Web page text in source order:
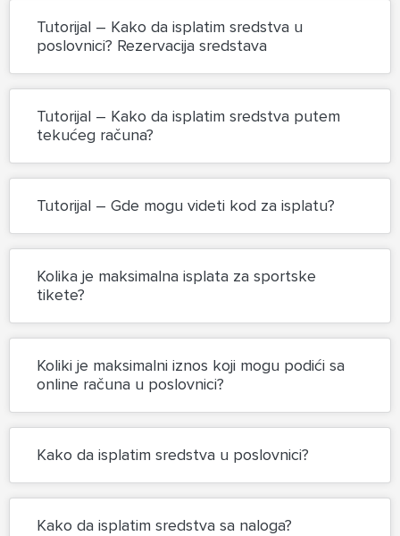
Tutorijal – Kako da isplatim sredstva u
poslovnici? Rezervacija sredstava
Tutorijal – Kako da isplatim sredstva putem
tekućeg računa?
Tutorijal – Gde mogu videti kod za isplatu?
Kolika je maksimalna isplata za sportske
tikete?
Koliki je maksimalni iznos koji mogu podići sa
online računa u poslovnici?
Kako da isplatim sredstva u poslovnici?
Kako da isplatim sredstva sa naloga?